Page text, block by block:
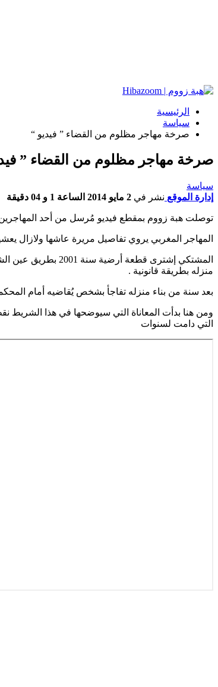
الرئيسية
سياسة
صرخة مهاجر مظلوم من القضاء ” فيديو “
صرخة مهاجر مظلوم من القضاء ”
سياسة
إدارة الموقع نشر في 2 مايو 2014 الساعة 1 و 04 دقيقة
توصلت هبة زووم بمقطع فيديو مُرسل من أحد المهاجرين
المهاجر المغربي يروي تفاصيل مريرة عاشها ولازال
المشتكي إشترى
منزله بطريقة قانونية .
بعد سنة من بناء منزله تفاجأ بشخص يُقاضيه أمام
ومن هنا بدأت المعاناة التي سيوضحها في هذا الشريط
التي دامت لسنوات